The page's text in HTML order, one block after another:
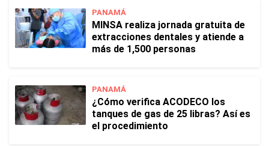
PANAMÁ
MINSA realiza jornada gratuita de
extracciones dentales y atiende a
más de 1,500 personas
PANAMÁ
¿Cómo verifica ACODECO los
tanques de gas de 25 libras? Así es
el procedimiento